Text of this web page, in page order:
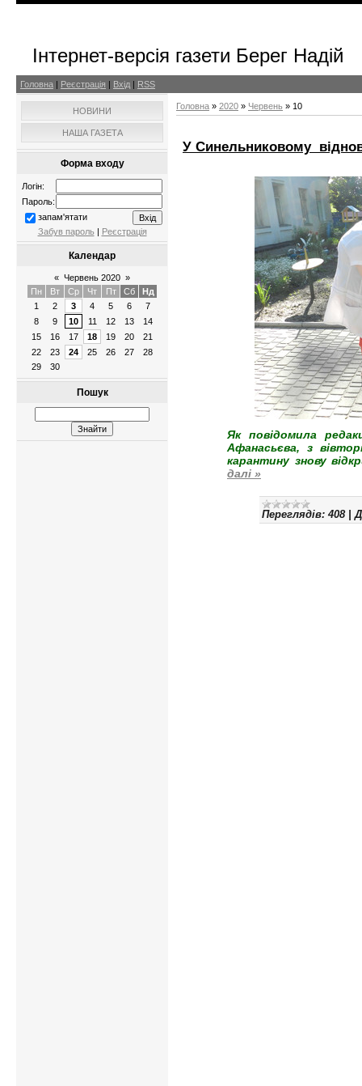
Інтернет-версія газети Берег Надій
Головна | Реєстрація | Вхід | RSS
НОВИНИ
НАША ГАЗЕТА
Форма входу
Логін:
Пароль:
запам'ятати
Забув пароль | Реєстрація
Календар
« Червень 2020 »
Пн
Вт Ср Чт Пт Сб
Нд
1
2 3 4 5 6
7
8
9 10 11 12 13
14
15
16 17 18 19 20
21
22
23 24 25 26 27
28
29
30
Пошук
Головна » 2020 » Червень » 10
У Синельниковому
Як повідомила
Афанасьєва, з
карантину знову
далі »
Переглядів: 408 |